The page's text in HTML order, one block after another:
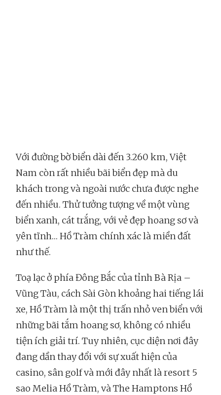
Với đường bờ biển dài đến 3.260 km, Việt
Nam còn rất nhiều bãi biển đẹp mà du
khách trong và ngoài nước chưa được nghe
đến nhiều. Thử tưởng tượng về một vùng
biển xanh, cát trắng, với vẻ đẹp hoang sơ và
yên tĩnh… Hồ Tràm chính xác là miền đất
như thế.
Toạ lạc ở phía Đông Bắc của tỉnh Bà Rịa –
Vũng Tàu, cách Sài Gòn khoảng hai tiếng lái
xe, Hồ Tràm là một thị trấn nhỏ ven biển với
những bãi tắm hoang sơ, không có nhiều
tiện ích giải trí. Tuy nhiên, cục diện nơi đây
đang dần thay đổi với sự xuất hiện của
casino, sân golf và mới đây nhất là resort 5
sao Melia Hồ Tràm, và The Hamptons Hồ